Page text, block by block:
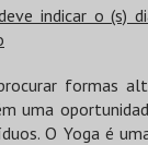
indicar o (s)
formas
uma
O Yoga é